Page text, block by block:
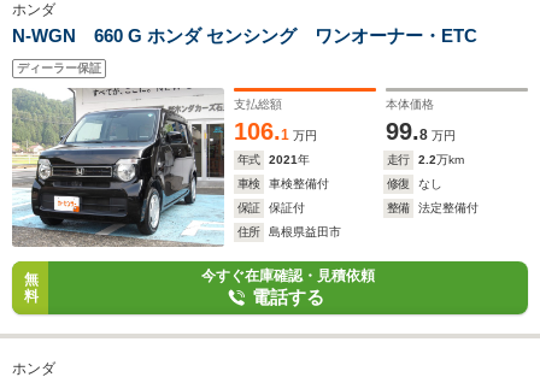
ホンダ
N-WGN 660 G ホンダ センシング ワンオーナー・ETC
ディーラー保証
支払総額
106.1 万円
本体価格
99.8 万円
年式
2021年 走行 2.2万km
車検
車検整備付 修復
なし
保証
保証付 整備
法定整備付
住所
島根県益田市
無
料
今すぐ在庫確認・見積依頼
電話する
ホンダ